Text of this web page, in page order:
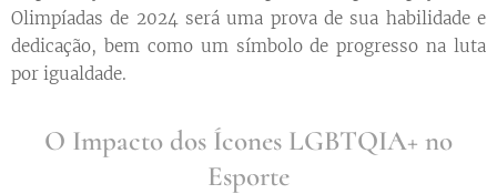
Olimpíadas de 2024 será uma prova de sua habilidade e
dedicação, bem como um símbolo de progresso na luta
por igualdade.
O Impacto dos Ícones LGBTQIA+ no
Esporte